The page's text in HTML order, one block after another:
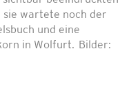
wartete noch der
und eine
in Wolfurt. Bilder: